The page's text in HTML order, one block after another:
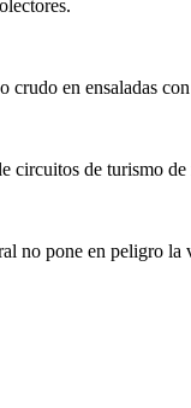
crudo en ensaladas
circuitos de turismo
no pone en peligro la